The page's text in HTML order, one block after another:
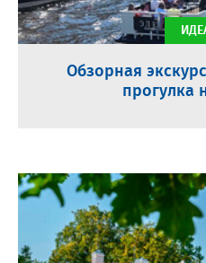
Обзорная
прогулка